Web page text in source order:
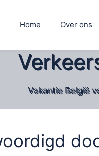
Home Over ons
Vakantie België